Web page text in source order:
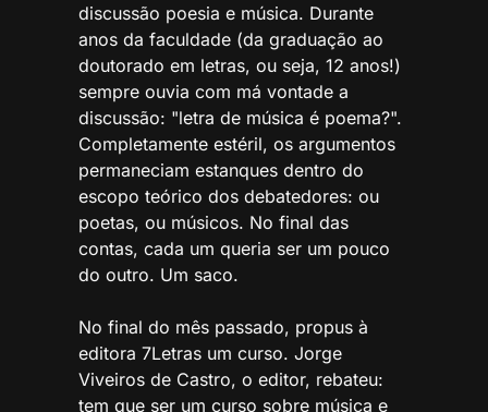
discussão poesia e música. Durante
anos da faculdade (da graduação ao
doutorado em letras, ou seja, 12 anos!)
sempre ouvia com má vontade a
discussão: "letra de música é poema?".
Completamente estéril, os argumentos
permaneciam estanques dentro do
escopo teórico dos debatedores: ou
poetas, ou músicos. No final das
contas, cada um queria ser um pouco
do outro. Um saco.
No final do mês passado, propus à
editora 7Letras um curso. Jorge
Viveiros de Castro, o editor, rebateu:
tem que ser um curso sobre música e